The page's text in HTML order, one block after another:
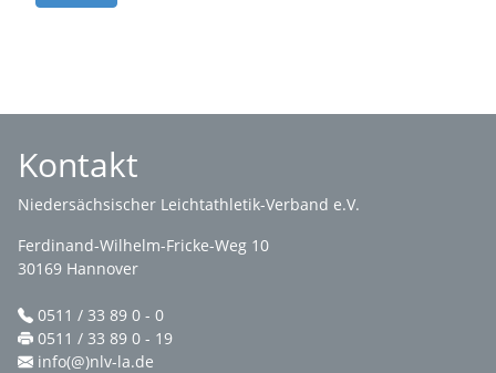
Kontakt
Niedersächsischer Leichtathletik-Verband e.V.
Ferdinand-Wilhelm-Fricke-Weg 10
30169 Hannover
0511 / 33 89 0 - 0
0511 / 33 89 0 - 19
info(@)nlv-la.de